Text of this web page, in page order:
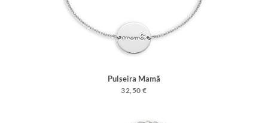
Pulseira Mamã
32,50 €